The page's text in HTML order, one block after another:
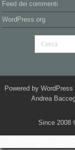
Feed dei commenti
WordPress.org
Powered by WordPress
Andrea
Since 2008